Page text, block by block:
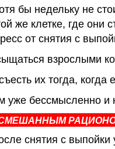
бы недельку не
же клетке, где
от снятия с
взрослыми
их тогда, когда
уже бессмысленно
снятия с